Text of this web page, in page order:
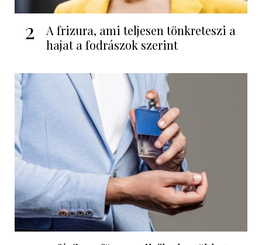
2
A frizura, ami teljesen tönkreteszi a
hajat a fodrászok szerint